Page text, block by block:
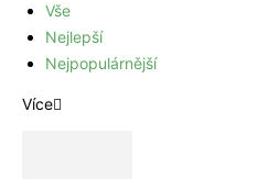
Vše
Nejlepší
Nejpopulárnější
Více